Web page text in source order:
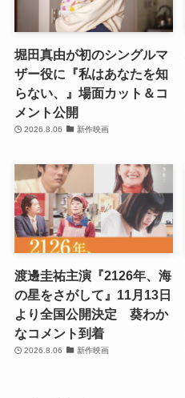
堀田真由が初のシングルマ
ザー役に『私はあなたを知
らない、』場面カット＆コ
メント公開
2026.8.06 新作映画
渡邊圭祐主演『2126年、海
の星をさがして』11月13日
より全国公開決定 葵わか
なコメント到着
2026.8.06 新作映画